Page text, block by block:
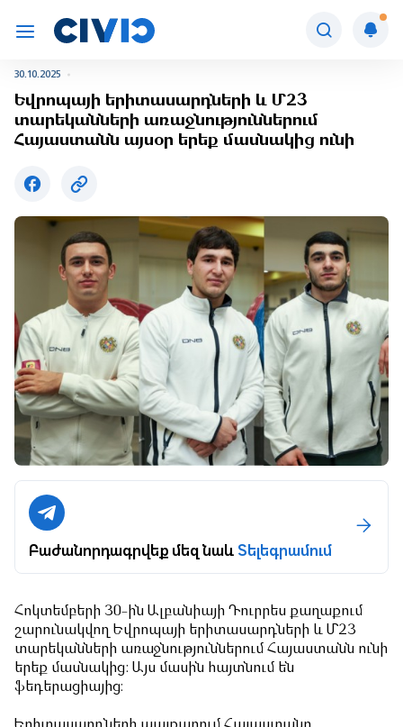
30.10.2025
Եվրոպայի երիտասարդների և Մ23
տարեկանների առաջնություններում
Հայաստանն այսօր երեք մասնակից ունի
Բաժանորդագրվեք մեզ նաևՏելեգրամում
Հոկտեմբերի 30-ին Ալբանիայի Դուրրես քաղաքում
շարունակվող Եվրոպայի երիտասարդների և Մ23
տարեկանների առաջնություններում Հայաստանն ունի
երեք մասնակից: Այս մասին հայտնում են
ֆեդերացիայից։